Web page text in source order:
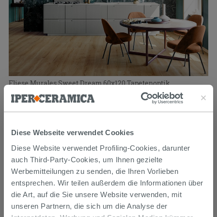
Diese Webseite verwendet Cookies
Diese Website verwendet Profiling-Cookies, darunter
auch Third-Party-Cookies, um Ihnen gezielte
Werbemitteilungen zu senden, die Ihren Vorlieben
entsprechen. Wir teilen außerdem die Informationen über
die Art, auf die Sie unsere Website verwenden, mit
unseren Partnern, die sich um die Analyse der
Fliese Murales Sweet Dream 60x120 Tapetenoptik
Blumen/Floral
71,99 €/m2
(Inklusive MwSt. zzgl. Versand)